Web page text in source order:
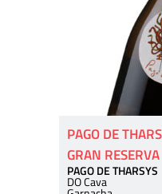
PAGO DE
GRAN RESERVA
PAGO DE THARSYS
DO Cava